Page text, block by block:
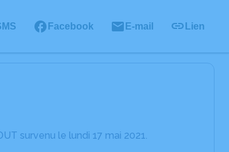
Facebook E-mail Lien
survenu le lundi 17 mai 2021.